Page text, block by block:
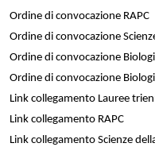
Ordine di convocazione RAPC
Ordine di convocazione
Ordine di convocazione
Ordine di convocazione
Link collegamento Lauree
Link collegamento RAPC
Link collegamento Scienze